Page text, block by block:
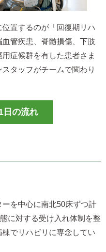
置するのが「回復期リハ
管疾患、脊髄損傷、下肢
症候群を有した患者さま
タッフがチームで関わり
日の流れ
を中心に南北50床ずつ計
に対する受け入れ体制を整
でリハビリに専念してい